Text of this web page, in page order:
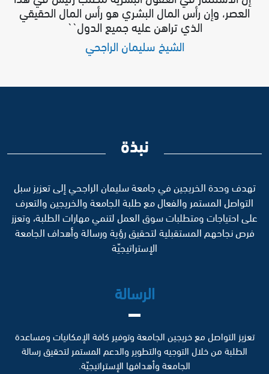
العصر، وإن رأس المال البشري هو رأس المال الحقيقي
الذي تراهن عليه جميع الدول``
الشيخ سليمان الراجحي
نبذة
تهدف وحدة الخريجين في جامعة سليمان الراجحي إلى تعزيز سبل
التواصل المستمر والفعال مع طلبة الجامعة والخريجين والتعرف
على احتياجات ومتطلبات سوق العمل لتنمي مهارات الطلبة، وتعزز
فرص نجاحهم المستقبلية لتحقيق رؤية ورسالة وأهداف الجامعة
الإستراتيجيّة
الرسالة
تعزيز التواصل مع خريجين الجامعة وتوفير كافة الإمكانيات ومساعدة
الطلبة من خلال التوجيه والتطوير والدعم المستمر لتحقيق رسالة
الجامعة وأهدافها الإستراتيجيّة.